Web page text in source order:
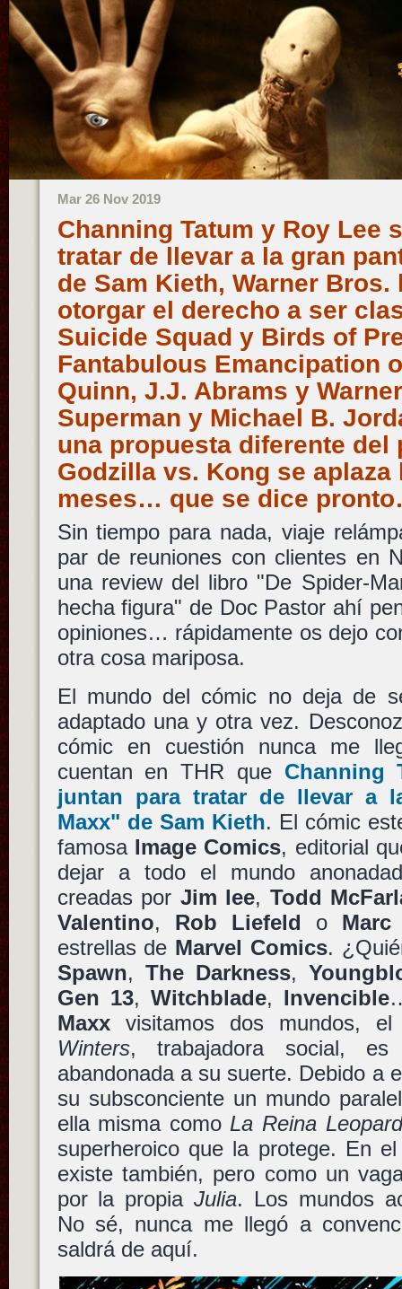
Mar 26 Nov 2019
Channing Tatum y Roy Lee
tratar de llevar a la gran
de Sam Kieth, Warner Bros.
otorgar el derecho a ser
Suicide Squad y Birds of
Fantabulous Emancipation
Quinn, J.J. Abrams y
Superman y Michael B.
una propuesta diferente del
Godzilla vs. Kong se aplaza
meses… que se dice
Sin tiempo para nada, viaje
par de reuniones con clientes en
una review del libro "De Spider-
hecha figura" de Doc Pastor ahí
opiniones… rápidamente os dejo
otra cosa mariposa.
El mundo del cómic no deja de
adaptado una y otra vez.
cómic en cuestión nunca me
cuentan en THR que Channing
juntan para tratar de llevar a
Maxx" de Sam Kieth. El cómic
famosa Image Comics, editorial
dejar a todo el mundo
creadas por Jim lee, Todd
Valentino, Rob Liefeld o
estrellas de Marvel Comics.
Spawn, The Darkness,
Gen 13, Witchblade, Invencible
Maxxvisitamos dos mundos,
Winters, trabajadora social, es
abandonada a su suerte. Debido a
su subsconciente un mundo
ella misma como La Reina
superheroico que la protege. En
existe también, pero como un
por la propiaJulia. Los mundos
No sé, nunca me llegó a
saldrá de aquí.